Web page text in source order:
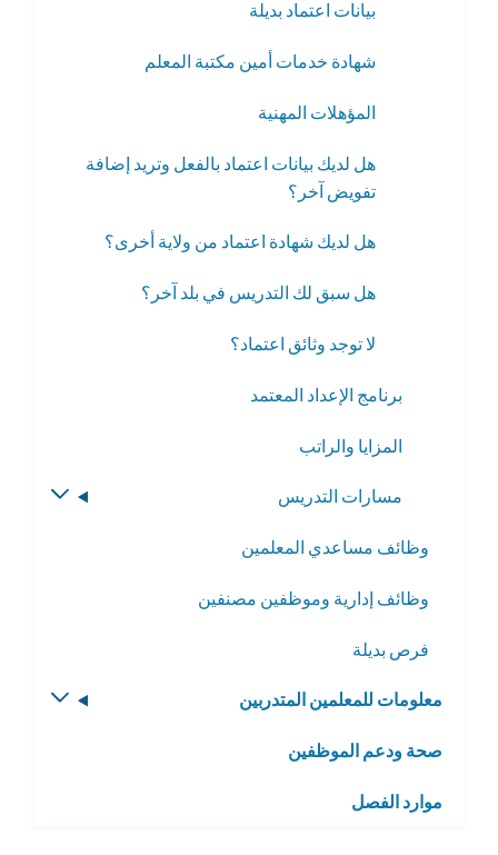
بيانات اعتماد بديلة
شهادة خدمات أمين مكتبة المعلم
المؤهلات المهنية
هل لديك بيانات اعتماد بالفعل وتريد إضافة
تفويض آخر؟
هل لديك شهادة اعتماد من ولاية أخرى؟
هل سبق لك التدريس في بلد آخر؟
لا توجد وثائق اعتماد؟
برنامج الإعداد المعتمد
المزايا والراتب
مسارات التدريس
وظائف مساعدي المعلمين
وظائف إدارية وموظفين مصنفين
فرص بديلة
معلومات للمعلمين المتدربين
صحة ودعم الموظفين
موارد الفصل